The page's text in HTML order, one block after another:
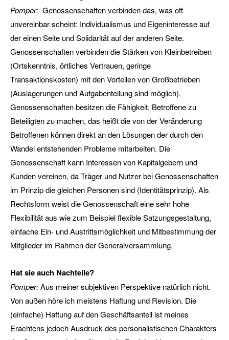
Pomper: Genossenschaften verbinden das, was oft
unvereinbar scheint: Individualismus und Eigeninteresse auf
der einen Seite und Solidarität auf der anderen Seite.
Genossenschaften verbinden die Stärken von Kleinbetreiben
(Ortskenntnis, örtliches Vertrauen, geringe
Transaktionskosten) mit den Vorteilen von Großbetrieben
(Auslagerungen und Aufgabenteilung sind möglich).
Genossenschaften besitzen die Fähigkeit, Betroffene zu
Beteiligten zu machen, das heißt die von der Veränderung
Betroffenen können direkt an den Lösungen der durch den
Wandel entstehenden Probleme mitarbeiten. Die
Genossenschaft kann Interessen von Kapitalgebern und
Kunden vereinen, da Träger und Nutzer bei Genossenschaften
im Prinzip die gleichen Personen sind (Identitätsprinzip). Als
Rechtsform weist die Genossenschaft eine sehr hohe
Flexibilität aus wie zum Beispiel flexible Satzungsgestaltung,
einfache Ein- und Austrittsmöglichkeit und Mitbestimmung der
Mitglieder im Rahmen der Generalversammlung.
Hat sie auch Nachteile?
Pomper:Aus meiner subjektiven Perspektive natürlich nicht.
Von außen höre ich meistens Haftung und Revision. Die
(einfache) Haftung auf den Geschäftsanteil ist meines
Erachtens jedoch Ausdruck des personalistischen Charakters